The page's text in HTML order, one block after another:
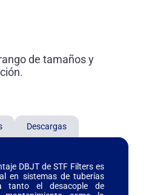
de tamaños y
Descargas
DBJT de STF Filters es
en sistemas de tuberías
tanto el desacople de